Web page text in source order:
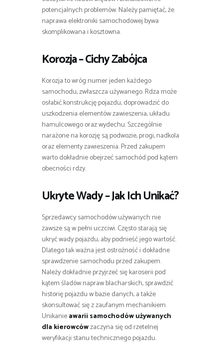
potencjalnych problemów. Należy pamiętać, że
naprawa elektroniki samochodowej bywa
skomplikowana i kosztowna.
Korozja – Cichy Zabójca
Korozja to wróg numer jeden każdego
samochodu, zwłaszcza używanego. Rdza może
osłabić konstrukcję pojazdu, doprowadzić do
uszkodzenia elementów zawieszenia, układu
hamulcowego oraz wydechu. Szczególnie
narażone na korozję są podwozie, progi, nadkola
oraz elementy zawieszenia. Przed zakupem
warto dokładnie obejrzeć samochód pod kątem
obecności rdzy.
Ukryte Wady – Jak Ich Unikać?
Sprzedawcy samochodów używanych nie
zawsze są w pełni uczciwi. Często starają się
ukryć wady pojazdu, aby podnieść jego wartość.
Dlatego tak ważna jest ostrożność i dokładne
sprawdzenie samochodu przed zakupem.
Należy dokładnie przyjrzeć się karoserii pod
kątem śladów napraw blacharskich, sprawdzić
historię pojazdu w bazie danych, a także
skonsultować się z zaufanym mechanikiem.
Unikanieawarii samochodów używanych
dla kierowcówzaczyna się od rzetelnej
weryfikacji stanu technicznego pojazdu.